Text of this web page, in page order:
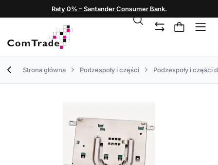
Raty 0% – Santander Consumer Bank.
Strona główna Podzespoły i części Podzespoły i części